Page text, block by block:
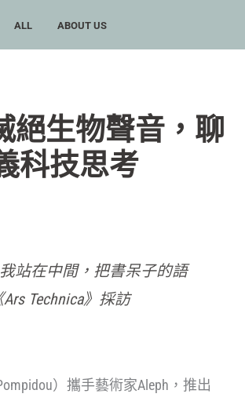
ALL ABOUT US
絕生物聲音，聊
科技思考
站在中間，把書呆子的語
Technica》採訪
）攜手藝術家Aleph，推出